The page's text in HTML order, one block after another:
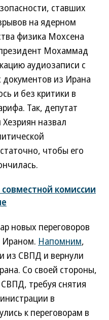
ставших
на ядерном
физика Мохсена
Мохаммад
аудиозаписи с
из Ирана
и без критики в
Так, депутат
назвал
чтобы его
комиссии
новых переговоров
Ираном. Напомним,
из СВПД и вернули
Со своей стороны,
требуя снятия
в
к переговорам в